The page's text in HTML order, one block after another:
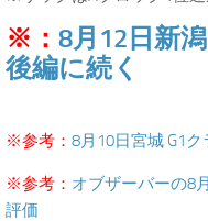
※： 8月12日新
後編に続く
※参考： 8月10日宮城 G1
※参考： オブザーバーの8
評価